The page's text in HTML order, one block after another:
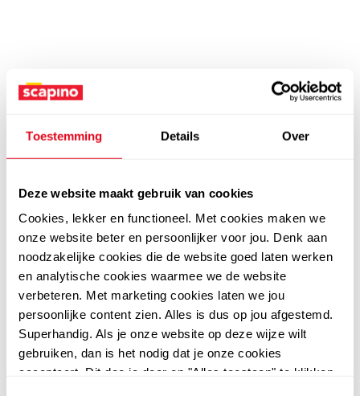
Toestemming Details Over
Deze website maakt gebruik van cookies
Cookies, lekker en functioneel. Met cookies maken we
onze website beter en persoonlijker voor jou. Denk aan
noodzakelijke cookies die de website goed laten werken
en analytische cookies waarmee we de website
verbeteren. Met marketing cookies laten we jou
persoonlijke content zien. Alles is dus op jou afgestemd.
Superhandig. Als je onze website op deze wijze wilt
gebruiken, dan is het nodig dat je onze cookies
accepteert. Dit doe je door op "Alles toestaan" te klikken.